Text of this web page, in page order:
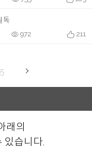
독
211
972
5
래의
있습니다.